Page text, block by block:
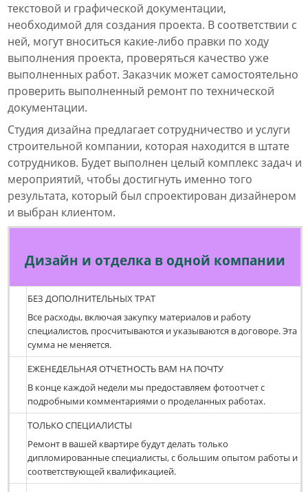
текстовой и графической документации,
необходимой для создания проекта. В соответствии с
ней, могут вноситься какие-либо правки по ходу
выполнения проекта, проверяться качество уже
выполненных работ. Заказчик может самостоятельно
проверить выполненный ремонт по технической
документации.
Студия дизайна предлагает сотрудничество и услуги
строительной компании, которая находится в штате
сотрудников. Будет выполнен целый комплекс задач и
мероприятий, чтобы достигнуть именно того
результата, который был спроектирован дизайнером
и выбран клиентом.
Дизайн и отделка в одной компании
БЕЗ ДОПОЛНИТЕЛЬНЫХ ТРАТ
Все расходы, включая закупку материалов и работу
специалистов, просчитываются и указываются в договоре. Эта
сумма не меняется.
ЕЖЕНЕДЕЛЬНАЯ ОТЧЕТНОСТЬ ВАМ НА ПОЧТУ
В конце каждой недели мы предоставляем фотоотчет с
подробными комментариями о проделанных работах.
ТОЛЬКО СПЕЦИАЛИСТЫ
Ремонт в вашей квартире будут делать только
дипломированные специалисты, с большим опытом работы и
соответствующей квалификацией.